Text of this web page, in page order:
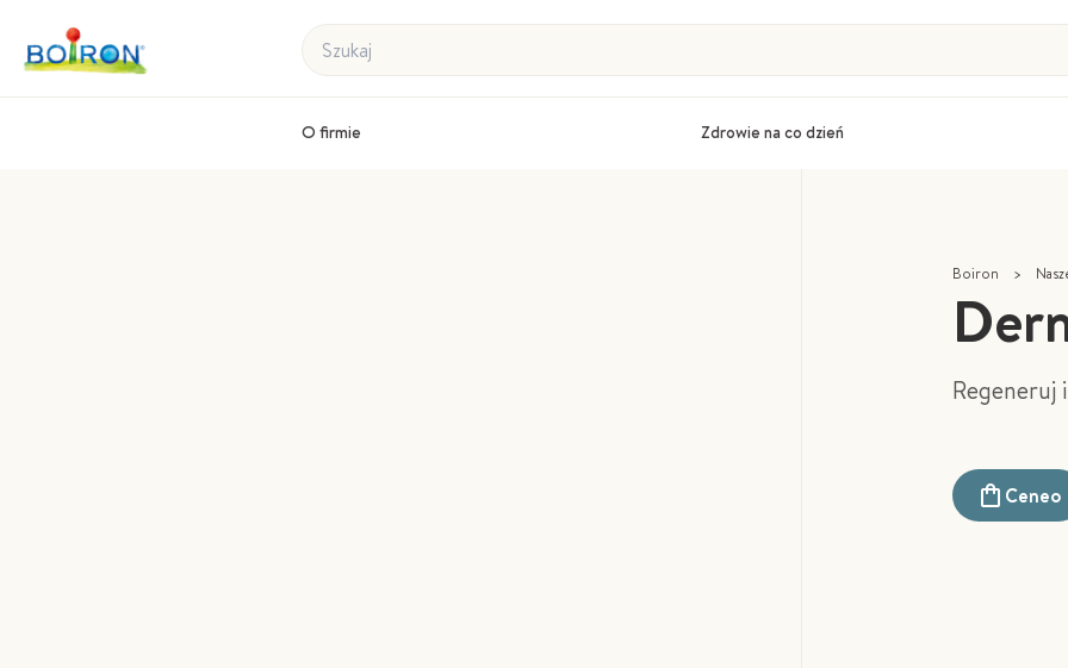
Szukaj
O firmie Zdrowie na co dzień
Boiron >
Regeneruj
Ceneo